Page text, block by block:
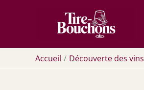
Accueil Découverte des vins